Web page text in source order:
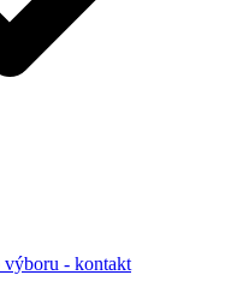
- kontakt